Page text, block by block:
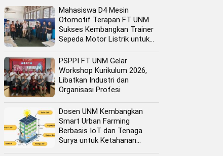
Mahasiswa D4 Mesin
Otomotif Terapan FT UNM
Sukses Kembangkan Trainer
Sepeda Motor Listrik untuk
PSPPI FT UNM Gelar
Workshop Kurikulum 2026,
Libatkan Industri dan
Organisasi Profesi
Dosen UNM Kembangkan
Smart Urban Farming
Berbasis IoT dan Tenaga
Surya untuk Ketahanan